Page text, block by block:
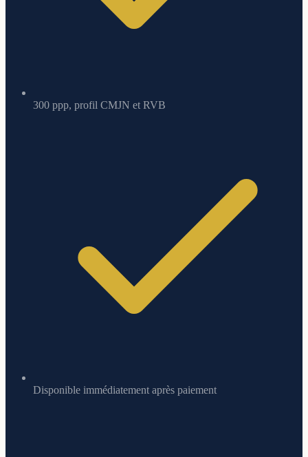
300 ppp, profil CMJN et RVB
Disponible immédiatement après paiement